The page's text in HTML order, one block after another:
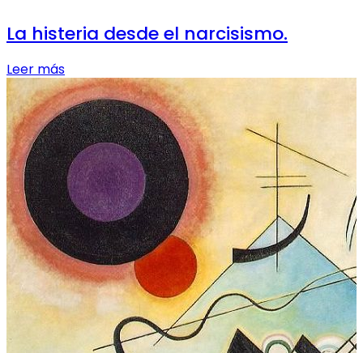
La histeria desde el narcisismo.
Leer más